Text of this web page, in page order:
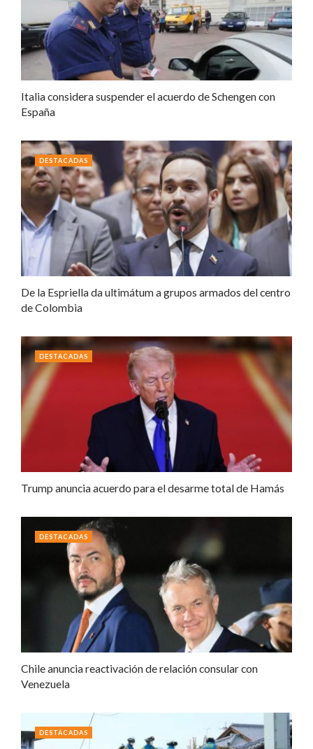
Italia considera suspender el acuerdo de Schengen con
España
De la Espriella da ultimátum a grupos armados del centro
de Colombia
DESTACADAS
Trump anuncia acuerdo para el desarme total de Hamás
DESTACADAS
Chile anuncia reactivación de relación consular con
Venezuela
DESTACADAS
DESTACADAS